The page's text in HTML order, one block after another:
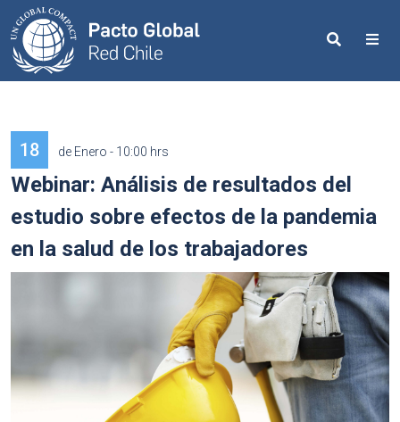
Search
18 de Enero - 10:00 hrs
Webinar: Análisis de resultados del
estudio sobre efectos de la pandemia
en la salud de los trabajadores